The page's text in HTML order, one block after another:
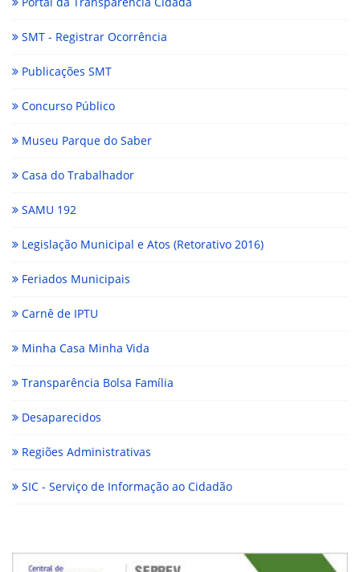
SMT - Registrar Ocorrência
Publicações SMT
Concurso Público
Museu Parque do Saber
Casa do Trabalhador
SAMU 192
Legislação Municipal e Atos (Retorativo 2016)
Feriados Municipais
Carnê de IPTU
Minha Casa Minha Vida
Transparência Bolsa Família
Desaparecidos
Regiões Administrativas
SIC - Serviço de Informação ao Cidadão